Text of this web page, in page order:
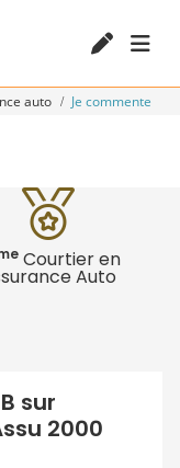
auto Je commente
sur
2000
Courtier en
Auto